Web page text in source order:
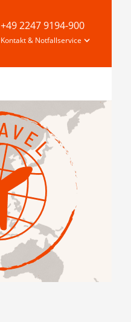
+49 2247 9194-900
Kontakt & Notfallservice